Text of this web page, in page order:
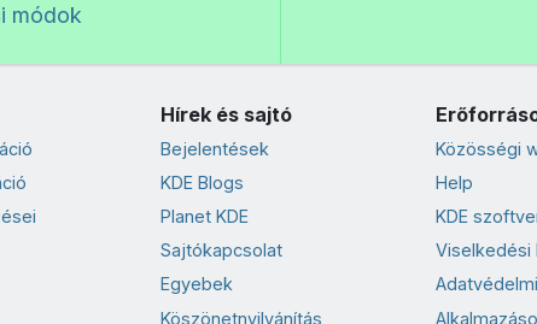
módok
Hírek és sajtó
Bejelentések
KDE Blogs
Planet KDE
Sajtókapcsolat
Egyebek
Köszönetnyilvánítás
Közösségi
Help
KDE
Viselkedési